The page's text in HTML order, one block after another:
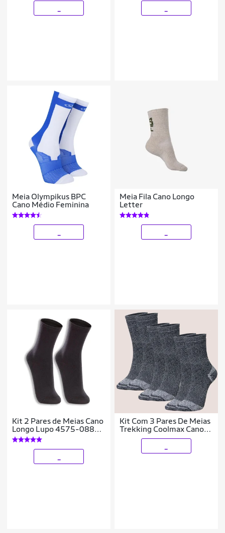
Meia Olympikus BPC
Cano Médio Feminina
Meia Fila Cano Longo
Letter
Kit 2 Pares de Meias Cano
Longo Lupo 4575-088
Rosa
Kit Com 3 Pares De Meias
Trekking Coolmax Cano
Longo Selene Para Trilha